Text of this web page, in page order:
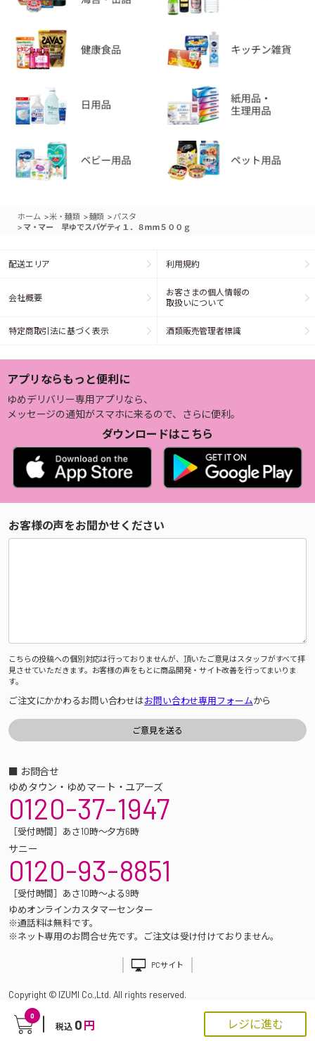
0
税込 0 円 レジに進む
ホーム >米・麺類 >麺類 > パスタ
> マ・マー 早ゆでスパゲティ１．８ｍｍ５００ｇ
配送エリア 利用規約
会社概要
お客さまの個人情報の
取扱いについて
特定商取引法に基づく表示 酒類販売管理者標識
アプリならもっと便利に
ゆめデリバリー専用アプリなら、
メッセージの通知がスマホに来るので、さらに便利。
ダウンロードはこちら
お客様の声をお聞かせください
こちらの投稿への個別対応は行っておりませんが、頂いたご意見はスタッフがすべて拝
見させていただきます。お客様の声をもとに商品開発・サイト改善を行ってまいりま
す。
ご注文にかかわるお問い合わせはお問い合わせ専用フォームから
■ お問合せ
ゆめタウン・ゆめマート・ユアーズ
0120-37-1947
［受付時間］あさ10時～夕方6時
サニー
0120-93-8851
［受付時間］あさ10時～よる9時
ゆめオンラインカスタマーセンター
※通話料は無料です。
※ネット専用のお問合せ先です。ご注文は受け付けておりません。
PCサイト
Copyright © IZUMI Co.,Ltd. All rights reserved.